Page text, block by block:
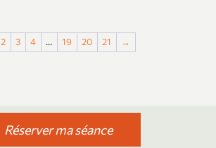
2 3 4 … 19 20 21 →
Réserver ma séance